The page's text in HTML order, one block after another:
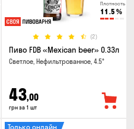
Плотность
11.5 %
(2)
Пиво FDB «Mexican beer» 0.33л
Светлое, Нефильтрованное, 4.5°
43,00
грн за 1 шт
Только онлайн